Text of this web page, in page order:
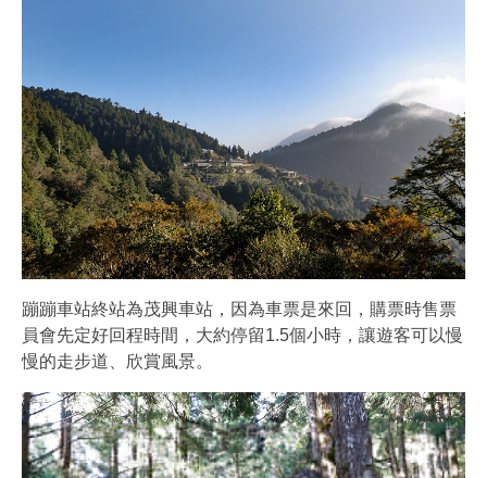
蹦蹦車站終站為茂興車站，因為車票是來回，購票時售票
員會先定好回程時間，大約停留1.5個小時，讓遊客可以慢
慢的走步道、欣賞風景。